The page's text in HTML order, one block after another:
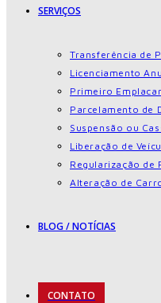
SERVIÇOS
Transferência de
Licenciamento
Primeiro
Parcelamento de
Suspensão ou
Liberação de
Regularização de
Alteração de
BLOG / NOTÍCIAS
CONTATO